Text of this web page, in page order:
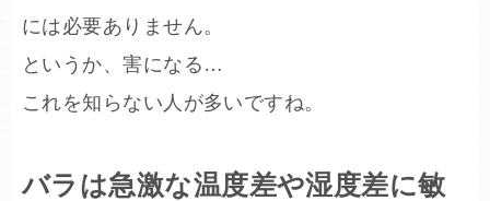
には必要ありません。
というか、害になる…
これを知らない人が多いですね。
バラは急激な温度差や湿度差に敏